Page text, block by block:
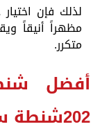
لذلك فإن
مظهراً أنيقاً
متكرر.
أفضل